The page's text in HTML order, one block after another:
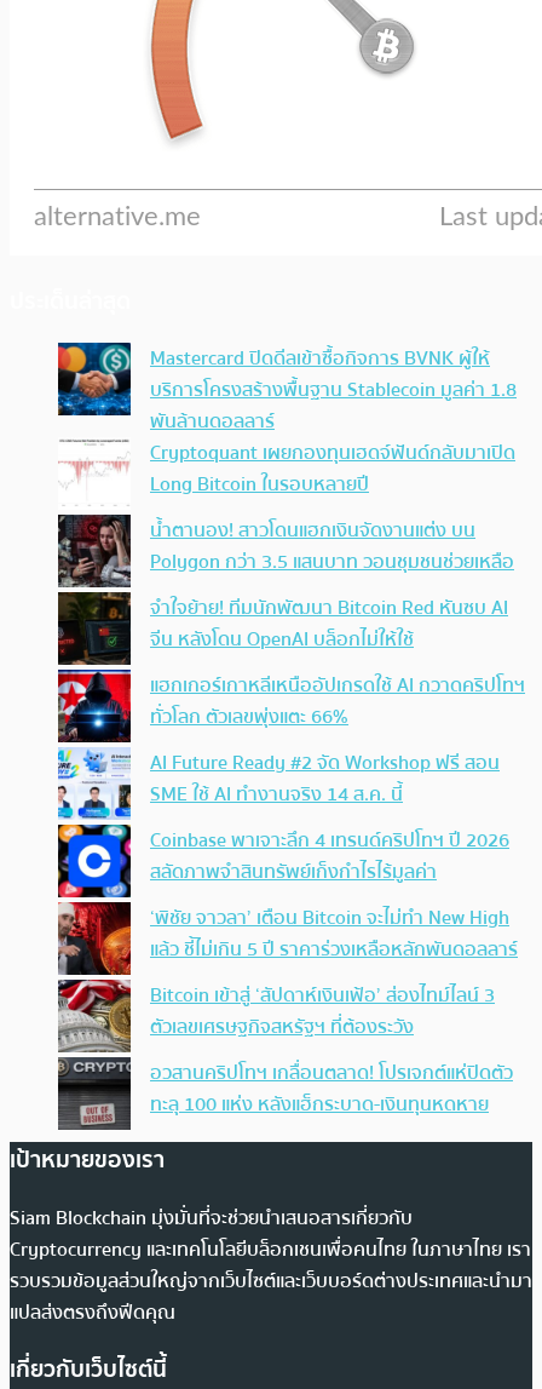
Mastercard ปิดดีลเข้าซื้อกิจการ BVNK ผู้ให้
บริการโครงสร้างพื้นฐาน Stablecoin มูลค่า 1.8
พันล้านดอลลาร์
Cryptoquant เผยกองทุนเฮดจ์ฟันด์กลับมาเปิด
Long Bitcoin ในรอบหลายปี
น้ำตานอง! สาวโดนแฮกเงินจัดงานแต่ง บน
Polygon กว่า 3.5 แสนบาท วอนชุมชนช่วยเหลือ
จำใจย้าย! ทีมนักพัฒนา Bitcoin Red หันซบ AI
จีน หลังโดน OpenAI บล็อกไม่ให้ใช้
แฮกเกอร์เกาหลีเหนืออัปเกรดใช้ AI กวาดคริปโทฯ
ทั่วโลก ตัวเลขพุ่งแตะ 66%
AI Future Ready #2 จัด Workshop ฟรี สอน
SME ใช้ AI ทำงานจริง 14 ส.ค. นี้
Coinbase พาเจาะลึก 4 เทรนด์คริปโทฯ ปี 2026
สลัดภาพจำสินทรัพย์เก็งกำไรไร้มูลค่า
‘พิชัย จาวลา’ เตือน Bitcoin จะไม่ทำ New High
แล้ว ชี้ไม่เกิน 5 ปี ราคาร่วงเหลือหลักพันดอลลาร์
Bitcoin เข้าสู่ ‘สัปดาห์เงินเฟ้อ’ ส่องไทม์ไลน์ 3
ตัวเลขเศรษฐกิจสหรัฐฯ ที่ต้องระวัง
อวสานคริปโทฯ เกลื่อนตลาด! โปรเจกต์แห่ปิดตัว
ทะลุ 100 แห่ง หลังแฮ็กระบาด-เงินทุนหดหาย
เป้าหมายของเรา
Siam Blockchain มุ่งมั่นที่จะช่วยนำเสนอสารเกี่ยวกับ
Cryptocurrency และเทคโนโลยีบล็อกเชนเพื่อคนไทย ในภาษาไทย เรา
รวบรวมข้อมูลส่วนใหญ่จากเว็บไซต์และเว็บบอร์ดต่างประเทศและนำมา
แปลส่งตรงถึงฟีดคุณ
เกี่ยวกับเว็บไซต์นี้